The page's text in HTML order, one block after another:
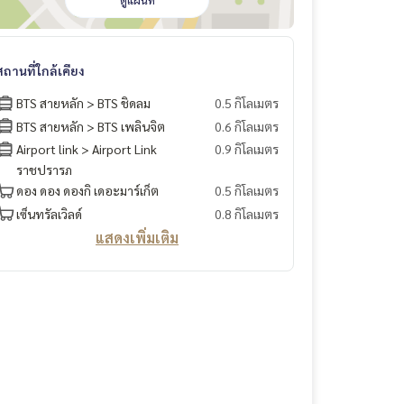
ถานที่ใกล้เคียง
BTS สายหลัก > BTS ชิดลม
0.5 กิโลเมตร
BTS สายหลัก > BTS เพลินจิต
0.6 กิโลเมตร
Airport link > Airport Link
ราชปรารภ
0.9 กิโลเมตร
ดอง ดอง ดองกิ เดอะมาร์เก็ต
0.5 กิโลเมตร
เซ็นทรัลเวิลด์
0.8 กิโลเมตร
แสดงเพิ่มเติม